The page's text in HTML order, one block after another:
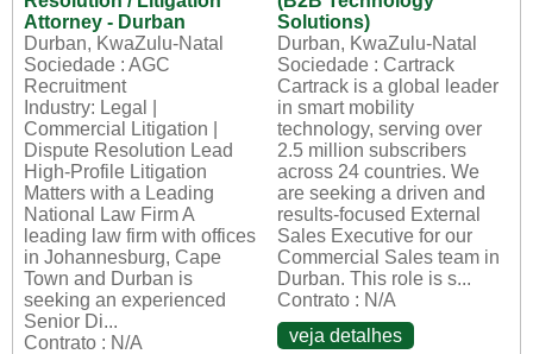
Attorney - Durban
Durban, KwaZulu-Natal
Sociedade : AGC
Recruitment
Industry: Legal |
Commercial Litigation |
Dispute Resolution Lead
High-Profile Litigation
Matters with a Leading
National Law Firm A
leading law firm with offices
in Johannesburg, Cape
Town and Durban is
seeking an experienced
Senior Di...
Contrato : N/A
Solutions)
Durban, KwaZulu-Natal
Sociedade : Cartrack
Cartrack is a global leader
in smart mobility
technology, serving over
2.5 million subscribers
across 24 countries. We
are seeking a driven and
results-focused External
Sales Executive for our
Commercial Sales team in
Durban. This role is s...
Contrato : N/A
veja detalhes